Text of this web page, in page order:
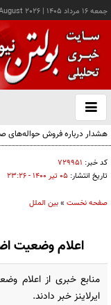
جمعه ۱۶ مرداد ۱۴۰۵ |
2026
باز
و
هشدار درباره فروش حواله‌های
کد خبر: ۷۲۹۹۵۱
تاریخ انتشار: ۰۵ تير ۱۴۰۰ - ۲۳:۲۶
صفحه نخست »بین الملل
اعلام وضعیت
منابع خبری از اعلام
ایرلاینز خبر دادند.